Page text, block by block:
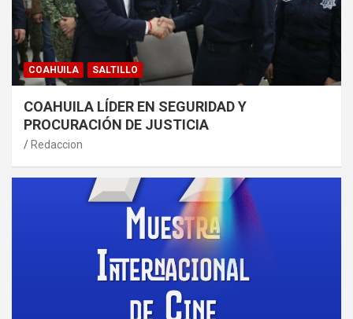
COAHUILA SALTILLO
COAHUILA LÍDER EN SEGURIDAD Y
PROCURACIÓN DE JUSTICIA
Redaccion